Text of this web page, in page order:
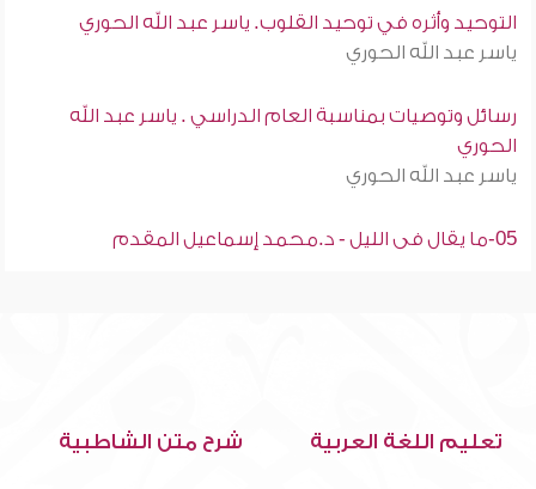
التوحيد وأثره في توحيد القلوب. ياسر عبد الله الحوري
ياسر عبد الله الحوري
رسائل وتوصيات بمناسبة العام الدراسي . ياسر عبد الله
الحوري
ياسر عبد الله الحوري
05-ما يقال فى الليل - د.محمد إسماعيل المقدم
تعليم اللغة العربية شرح متن الشاطبية